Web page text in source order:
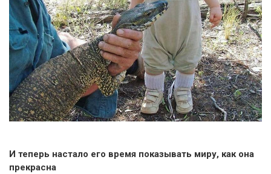
И теперь настало его время показывать миру, как она
прекрасна